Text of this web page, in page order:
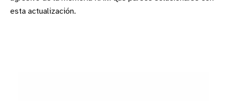
esta actualización.